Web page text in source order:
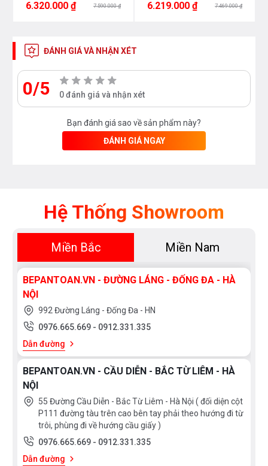
6.320.000 ₫ 7.590.000 ₫ 6.219.000 ₫ 7.469.000 ₫
ĐÁNH GIÁ VÀ NHẬN XÉT
0/5 0 đánh giá và nhận xét
Bạn đánh giá sao về sản phẩm này?
ĐÁNH GIÁ NGAY
Hệ Thống Showroom
Miền Bắc Miền Nam
BEPANTOAN.VN - ĐƯỜNG LÁNG - ĐỐNG ĐA - HÀ
NỘI
992 Đường Láng - Đống Đa - HN
0976.665.669 - 0912.331.335
Dẫn đường
BEPANTOAN.VN - CẦU DIỄN - BẮC TỪ LIÊM - HÀ
NỘI
55 Đường Cầu Diễn - Bắc Từ Liêm - Hà Nội ( đối diện cột
P111 đường tàu trên cao bên tay phải theo hướng đi từ
trôi, phùng đi về hướng cầu giấy )
0976.665.669 - 0912.331.335
Dẫn đường